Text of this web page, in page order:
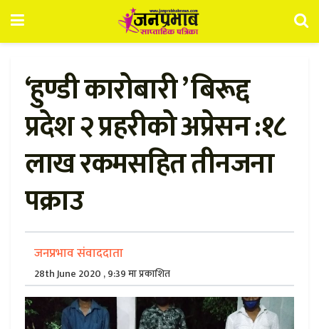
‘हुण्डी कारोबारी ’ बिरूद्द
प्रदेश २ प्रहरीको अप्रेसन :१८
लाख रकमसहित तीनजना
पक्राउ
जनप्रभाव संवाददाता
28th June 2020 , 9:39 मा प्रकाशित